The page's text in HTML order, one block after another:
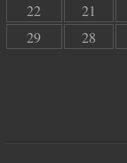
21
22
28
29